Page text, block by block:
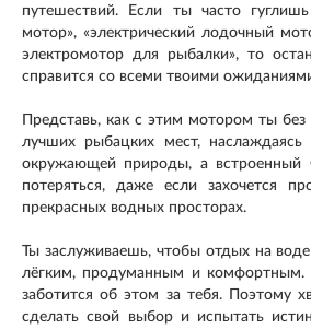
путешествий. Если ты часто
мотор», «электрический лодочный
электромотор для рыбалки», то
справится со всеми твоими
Представь, как с этим мотором ты
лучших рыбацких мест,
окружающей природы, а встроенный
потеряться, даже если захочется
прекрасных водных просторах.
Ты заслуживаешь, чтобы отдых на
лёгким, продуманным и комфортным.
заботится об этом за тебя. Поэтому
сделать свой выбор и испытать